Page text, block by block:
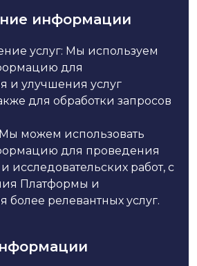
информации
услуг: Мы используем
для
и улучшения услуг
для обработки запросов
можем использовать
для проведения
исследовательских работ, с
Платформы и
более релевантных услуг.